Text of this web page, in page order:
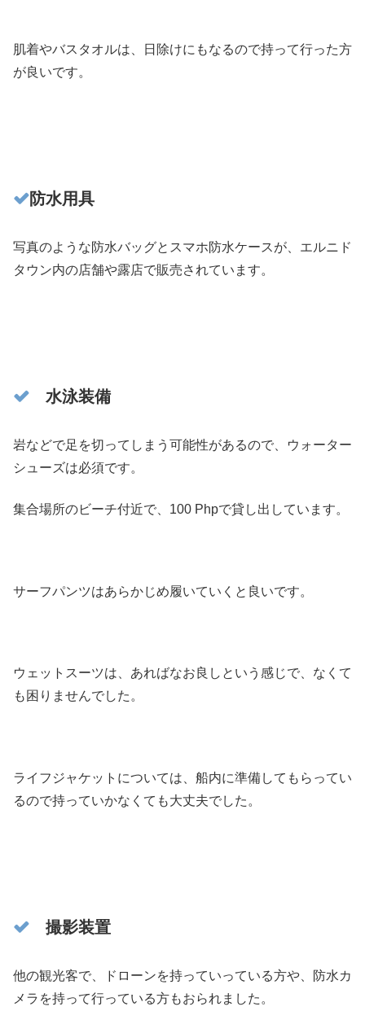
肌着やバスタオルは、日除けにもなるので持って行った方
が良いです。
防水用具
写真のような防水バッグとスマホ防水ケースが、エルニド
タウン内の店舗や露店で販売されています。
水泳装備
岩などで足を切ってしまう可能性があるので、ウォーター
シューズは必須です。
集合場所のビーチ付近で、100 Phpで貸し出しています。
サーフパンツはあらかじめ履いていくと良いです。
ウェットスーツは、あればなお良しという感じで、なくて
も困りませんでした。
ライフジャケットについては、船内に準備してもらってい
るので持っていかなくても大丈夫でした。
撮影装置
他の観光客で、ドローンを持っていっている方や、防水カ
メラを持って行っている方もおられました。